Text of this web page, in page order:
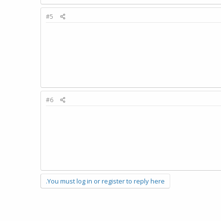
#5
#6
You must log in or register to reply here.